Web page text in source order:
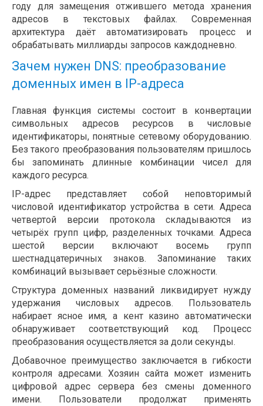
году для замещения отжившего метода хранения
адресов в текстовых файлах. Современная
архитектура даёт автоматизировать процесс и
обрабатывать миллиарды запросов каждодневно.
Зачем нужен DNS: преобразование
доменных имен в IP-адреса
Главная функция системы состоит в конвертации
символьных адресов ресурсов в числовые
идентификаторы, понятные сетевому оборудованию.
Без такого преобразования пользователям пришлось
бы запоминать длинные комбинации чисел для
каждого ресурса.
IP-адрес представляет собой неповторимый
числовой идентификатор устройства в сети. Адреса
четвертой версии протокола складываются из
четырёх групп цифр, разделенных точками. Адреса
шестой версии включают восемь групп
шестнадцатеричных знаков. Запоминание таких
комбинаций вызывает серьёзные сложности.
Структура доменных названий ликвидирует нужду
удержания числовых адресов. Пользователь
набирает ясное имя, а кент казино автоматически
обнаруживает соответствующий код. Процесс
преобразования осуществляется за доли секунды.
Добавочное преимущество заключается в гибкости
контроля адресами. Хозяин сайта может изменить
цифровой адрес сервера без смены доменного
имени. Пользователи продолжат применять